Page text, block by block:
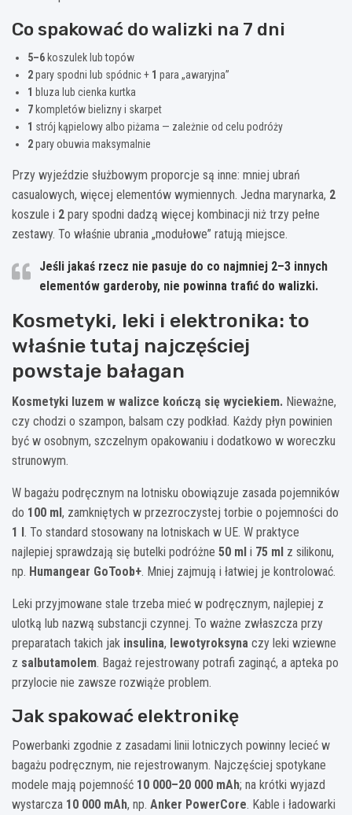
Co spakować do walizki na 7 dni
5–6 koszulek lub topów
2pary spodni lub spódnic + 1 para „awaryjna”
1 bluza lub cienka kurtka
7 kompletów bielizny i skarpet
1 strój kąpielowy albo piżama — zależnie od celu podróży
2pary obuwia maksymalnie
Przy wyjeździe służbowym proporcje są inne: mniej ubrań
casualowych, więcej elementów wymiennych. Jedna marynarka, 2
koszule i 2 pary spodni dadzą więcej kombinacji niż trzy pełne
zestawy. To właśnie ubrania „modułowe” ratują miejsce.
Jeśli jakaś rzecz nie pasuje do co najmniej 2–3 innych
elementów garderoby, nie powinna trafić do walizki.
Kosmetyki, leki i elektronika: to
właśnie tutaj najczęściej
powstaje bałagan
Kosmetyki luzem w walizce kończą się wyciekiem. Nieważne,
czy chodzi o szampon, balsam czy podkład. Każdy płyn powinien
być w osobnym, szczelnym opakowaniu i dodatkowo w woreczku
strunowym.
W bagażu podręcznym na lotnisku obowiązuje zasada pojemników
do 100 ml, zamkniętych w przezroczystej torbie o pojemności do
1 l. To standard stosowany na lotniskach w UE. W praktyce
najlepiej sprawdzają się butelki podróżne 50 ml i 75 ml z silikonu,
np. Humangear GoToob+. Mniej zajmują i łatwiej je kontrolować.
Leki przyjmowane stale trzeba mieć w podręcznym, najlepiej z
ulotką lub nazwą substancji czynnej. To ważne zwłaszcza przy
preparatach takich jak insulina, lewotyroksyna czy leki wziewne
z salbutamolem. Bagaż rejestrowany potrafi zaginąć, a apteka po
przylocie nie zawsze rozwiąże problem.
Jak spakować elektronikę
Powerbanki zgodnie z zasadami linii lotniczych powinny lecieć w
bagażu podręcznym, nie rejestrowanym. Najczęściej spotykane
modele mają pojemność 10 000–20 000 mAh; na krótki wyjazd
wystarcza 10 000 mAh, np. Anker PowerCore. Kable i ładowarki